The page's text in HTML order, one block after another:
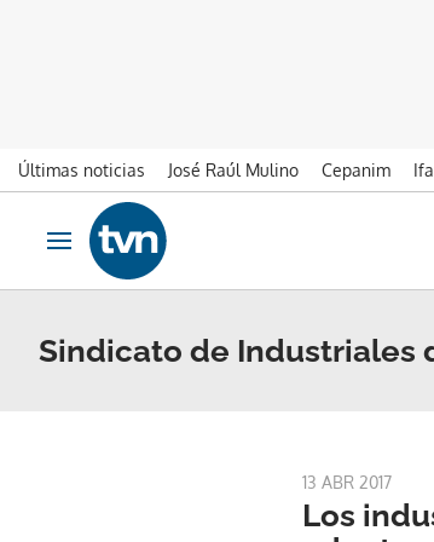
Últimas noticias José Raúl Mulino Cepanim
Ir al contenido
Obrir navegació
Sindicato de Industriales
13 ABR 2017
Los